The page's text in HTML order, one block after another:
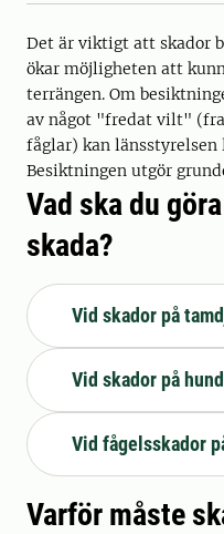
Det är viktigt att skador
ökar möjligheten att
terrängen. Om
av något "fredat vilt"
fåglar) kan
Besiktningen utgör
Vad ska du
skada?
Vid skador på
Vid skador på hund
Vid fågelsskador
Varför måste